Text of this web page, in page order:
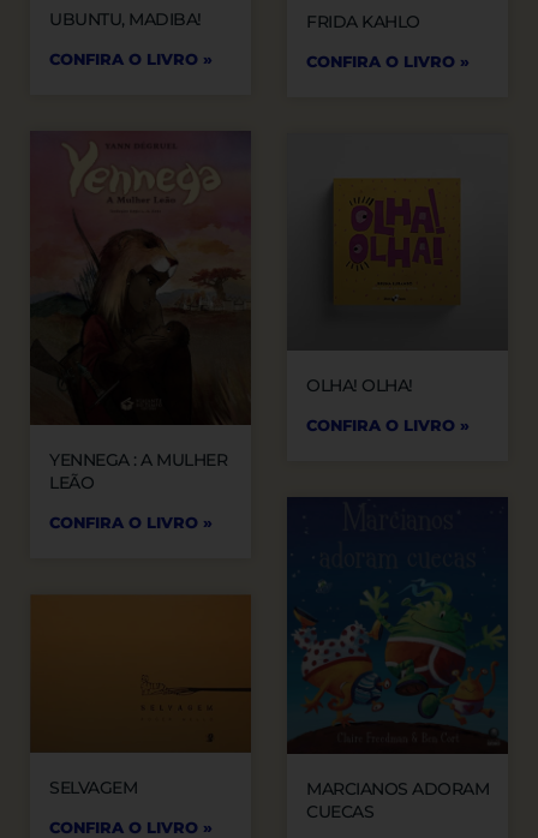
UBUNTU, MADIBA!
CONFIRA O LIVRO »
FRIDA KAHLO
CONFIRA O LIVRO »
YENNEGA : A MULHER
LEÃO
CONFIRA O LIVRO »
OLHA! OLHA!
CONFIRA O LIVRO »
SELVAGEM
CONFIRA O LIVRO »
MARCIANOS ADORAM
CUECAS